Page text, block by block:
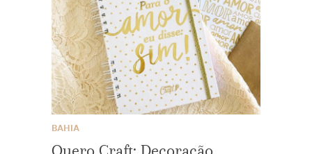
BAHIA